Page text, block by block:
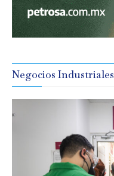
Negocios Industriales